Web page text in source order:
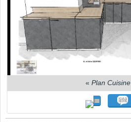
« Plan Cuisine